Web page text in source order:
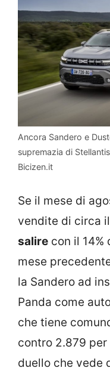
Ancora Sandero e
supremazia di
Bicizen.it
Se il mese di
vendite di circa il
salire con il
mese
la Sandero ad
Panda come
che tiene
contro 2.879
duello che vede